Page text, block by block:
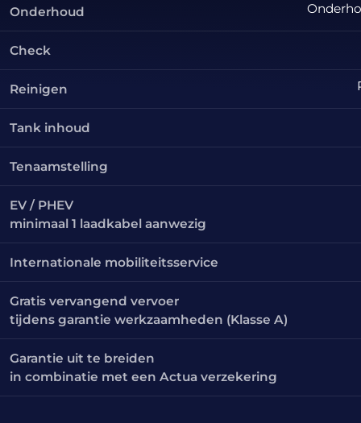
Onderhoud
Check
Reinigen
Tank inhoud
Tenaamstelling
EV / PHEV
minimaal 1 laadkabel aanwezig
Internationale mobiliteitsservice
Gratis vervangend vervoer
tijdens garantie werkzaamheden (Klasse A)
Garantie uit te breiden
in combinatie met een Actua verzekering